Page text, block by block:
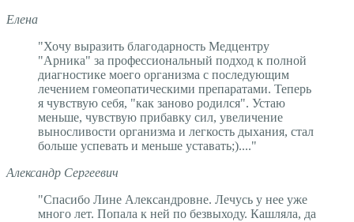
Елена
"Хочу выразить благодарность Медцентру
"Арника" за профессиональный подход к полной
диагностике моего организма с последующим
лечением гомеопатическими препаратами. Теперь
я чувствую себя, "как заново родился". Устаю
меньше, чувствую прибавку сил, увеличение
выносливости организма и легкость дыхания, стал
больше успевать и меньше уставать;)...."
Александр Сергеевич
"Спасибо Лине Александровне. Лечусь у нее уже
много лет. Попала к ней по безвыходу. Кашляла, да